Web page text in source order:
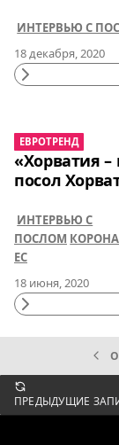
ИНТЕРВЬЮ С
18 декабря, 2020
Continue
ЕВРОТРЕНД
«Хорватия
посол
ИНТЕРВЬЮ С
ПОСЛОМ
ЕС
18 июня, 2020
Continue
ПО
ПРЕДЫДУЩИЕ